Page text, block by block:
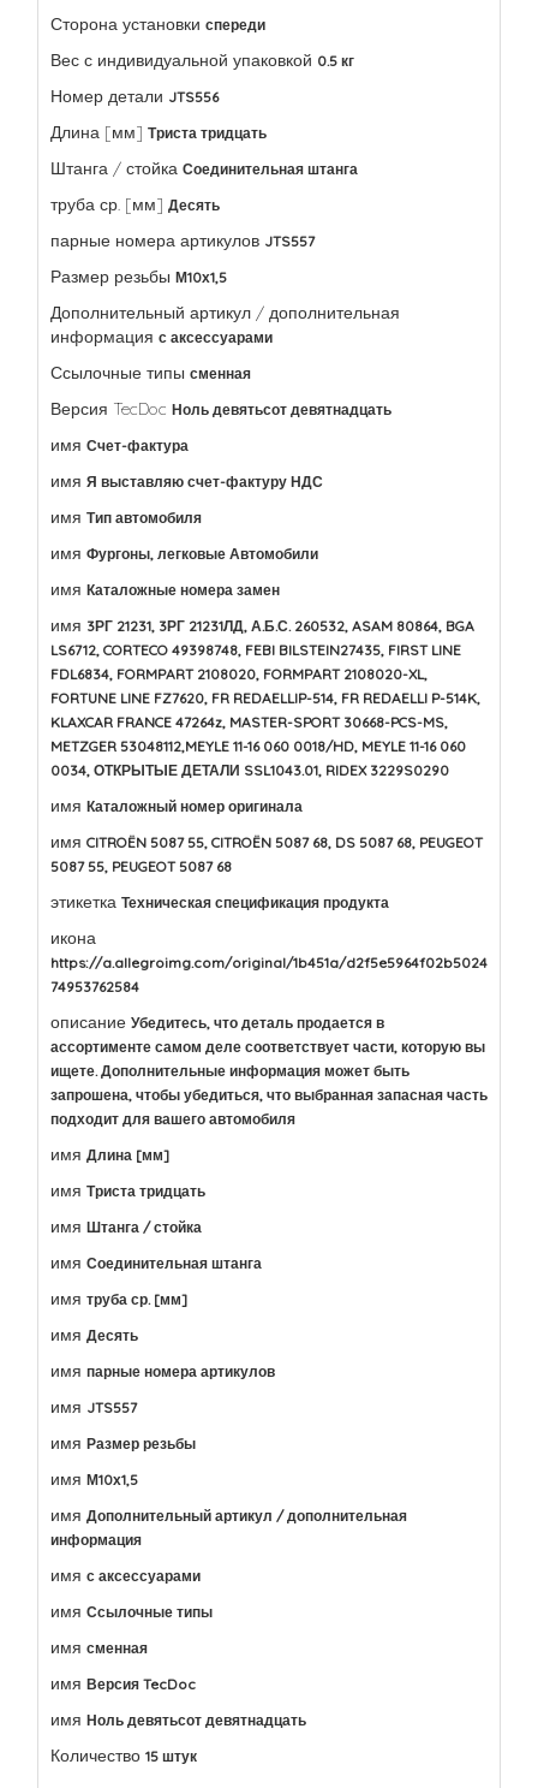
Сторона установки спереди
Вес с индивидуальной упаковкой 0.5 кг
Номер детали JTS556
Длина [мм] Триста тридцать
Штанга / стойка Соединительная штанга
труба ср. [мм] Десять
парные номера артикулов JTS557
Размер резьбы М10х1,5
Дополнительный артикул / дополнительная
информация с аксессуарами
Ссылочные типы сменная
Версия TecDoc Ноль девятьсот девятнадцать
имя Счет-фактура
имя Я выставляю счет-фактуру НДС
имя Тип автомобиля
имя Фургоны, легковые Автомобили
имя Каталожные номера замен
имя 3РГ 21231, 3РГ 21231ЛД, А.Б.С. 260532, ASAM 80864, ​​BGA
LS6712, CORTECO 49398748, FEBI BILSTEIN27435, FIRST LINE
FDL6834, FORMPART 2108020, FORMPART 2108020-XL,
FORTUNE LINE FZ7620, FR REDAELLIP-514, FR REDAELLI P-514K,
KLAXCAR FRANCE 47264z, MASTER-SPORT 30668-PCS-MS,
METZGER 53048112,MEYLE 11-16 060 0018/HD, MEYLE 11-16 060
0034, ОТКРЫТЫЕ ДЕТАЛИ SSL1043.01, RIDEX 3229S0290
имя Каталожный номер оригинала
имя CITROËN 5087 55, CITROËN 5087 68, DS 5087 68, PEUGEOT
5087 55, PEUGEOT 5087 68
этикетка Техническая спецификация продукта
икона
https://a.allegroimg.com/original/1b451a/d2f5e5964f02b5024
74953762584
описание Убедитесь, что деталь продается в
ассортименте самом деле соответствует части, которую вы
ищете. Дополнительные информация может быть
запрошена, чтобы убедиться, что выбранная запасная часть
подходит для вашего автомобиля
имя Длина [мм]
имя Триста тридцать
имя Штанга / стойка
имя Соединительная штанга
имя труба ср. [мм]
имя Десять
имя парные номера артикулов
имя JTS557
имя Размер резьбы
имя М10х1,5
имя Дополнительный артикул / дополнительная
информация
имя с аксессуарами
имя Ссылочные типы
имя сменная
имя Версия TecDoc
имя Ноль девятьсот девятнадцать
Количество 15 штук